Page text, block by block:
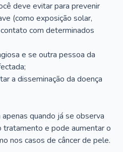
deve evitar para prevenir
(como exposição solar,
com determinados
e se outra pessoa da
a disseminação da doença
quando já se observa
e pode aumentar o
nos casos de câncer de pele.